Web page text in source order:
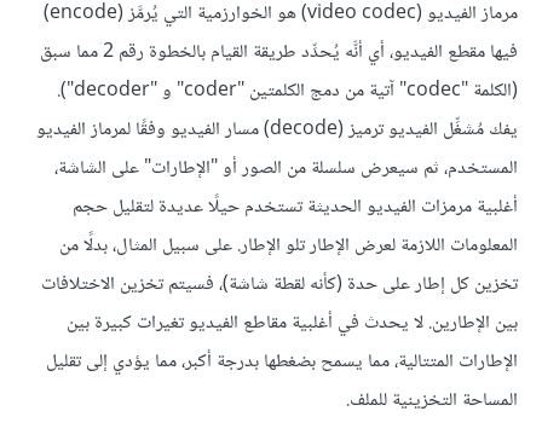
مرماز الفيديو (video codec) هو الخوارزمية التي يُرمَّز (encode)
فيها مقطع الفيديو، أي أنَّه يُحدِّد طريقة القيام بالخطوة رقم 2 مما سبق
(الكلمة "codec" آتية من دمج الكلمتين "coder" و "decoder").
يفك مُشغِّل الفيديو ترميز (decode) مسار الفيديو وفقًا لمرماز الفيديو
المستخدم، ثم سيعرض سلسلة من الصور أو "الإطارات" على الشاشة،
أغلبية مرمزات الفيديو الحديثة تستخدم حيلًا عديدة لتقليل حجم
المعلومات اللازمة لعرض الإطار تلو الإطار. على سبيل المثال، بدلًا من
تخزين كل إطار على حدة (كأنه لقطة شاشة)، فسيتم تخزين الاختلافات
بين الإطارين. لا يحدث في أغلبية مقاطع الفيديو تغيرات كبيرة بين
الإطارات المتتالية، مما يسمح بضغطها بدرجة أكبر، مما يؤدي إلى تقليل
المساحة التخزينية للملف.